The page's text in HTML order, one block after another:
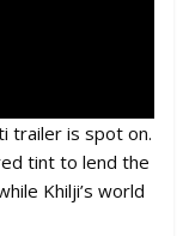
trailer is spot on.
tint to lend the
Khilji’s world